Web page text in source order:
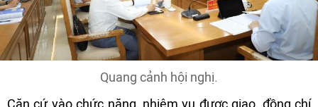
Quang cảnh hội nghị.
Căn cứ vào chức năng, nhiệm vụ được giao, đồng chí